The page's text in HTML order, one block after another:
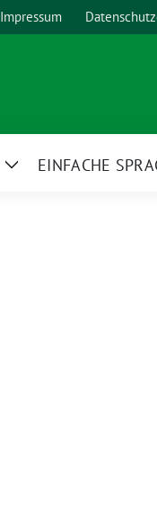
Impressum
ZeigeEINFACHE